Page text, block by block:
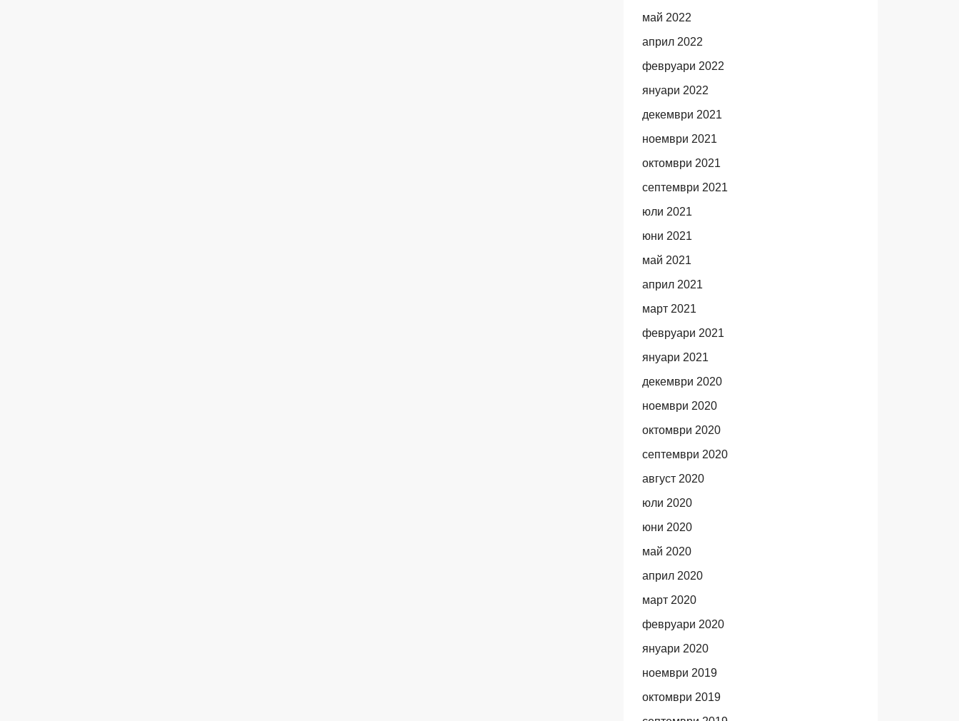
май 2022
април 2022
февруари 2022
януари 2022
декември 2021
ноември 2021
октомври 2021
септември 2021
юли 2021
юни 2021
май 2021
април 2021
март 2021
февруари 2021
януари 2021
декември 2020
ноември 2020
октомври 2020
септември 2020
август 2020
юли 2020
юни 2020
май 2020
април 2020
март 2020
февруари 2020
януари 2020
ноември 2019
октомври 2019